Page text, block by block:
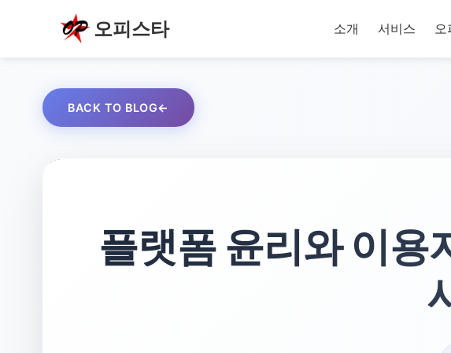
오피스타 소개 서비스 오
BACK TO BLOG
플랫폼 윤리와 이용